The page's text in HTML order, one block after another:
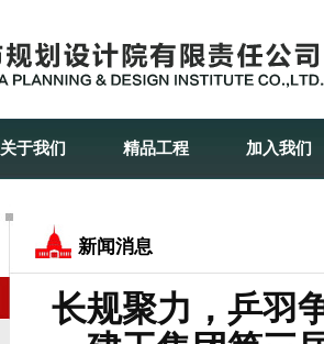
关于我们 精品工程 加入我们
新闻消息
长规聚力，乒羽